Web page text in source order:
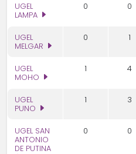
UGEL
LAMPA
0 0
UGEL
MELGAR
0 1
UGEL
MOHO
1 4
UGEL
PUNO
1 3
UGEL SAN
ANTONIO
DE PUTINA
0 0